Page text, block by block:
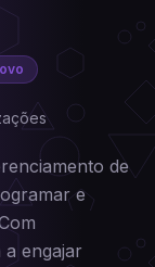
de
e
engajar